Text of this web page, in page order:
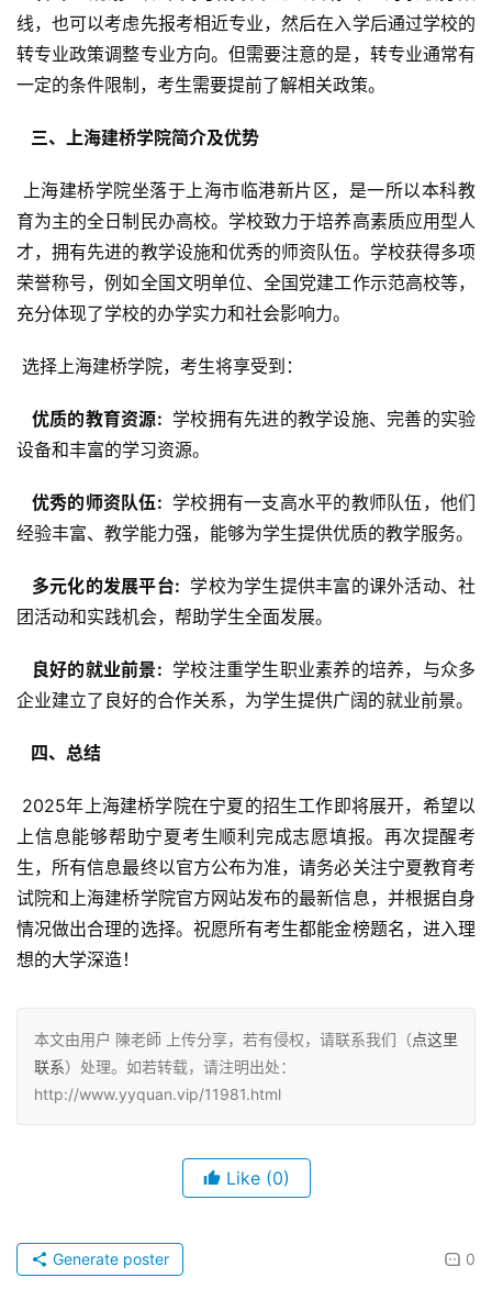
线，也可以考虑先报考相近专业，然后在入学后通过学校的
转专业政策调整专业方向。但需要注意的是，转专业通常有
一定的条件限制，考生需要提前了解相关政策。
  三、上海建桥学院简介及优势
育为主的全日制民办高校。学校致力于培养高素质应用型人
才，拥有先进的教学设施和优秀的师资队伍。学校获得多项
荣誉称号，例如全国文明单位、全国党建工作示范高校等，
充分体现了学校的办学实力和社会影响力。
选择上海建桥学院，考生将享受到：
  优质的教育资源:
学校拥有先进的教学设施、完善的实验
设备和丰富的学习资源。
  优秀的师资队伍:
学校拥有一支高水平的教师队伍，他们
经验丰富、教学能力强，能够为学生提供优质的教学服务。
  多元化的发展平台:
学校为学生提供丰富的课外活动、社
团活动和实践机会，帮助学生全面发展。
  良好的就业前景:
学校注重学生职业素养的培养，与众多
企业建立了良好的合作关系，为学生提供广阔的就业前景。
  四、总结
上信息能够帮助宁夏考生顺利完成志愿填报。再次提醒考
生，所有信息最终以官方公布为准，请务必关注宁夏教育考
试院和上海建桥学院官方网站发布的最新信息，并根据自身
情况做出合理的选择。祝愿所有考生都能金榜题名，进入理
想的大学深造！
本文由用户 陳老師 上传分享，若有侵权，请联系我们（点这里
联系）处理。如若转载，请注明出处：
http://www.yyquan.vip/11981.html
Like (0)
0
Generate poster